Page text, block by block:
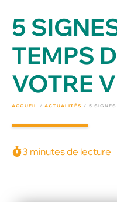
5
TEMPS
VOTRE
ACCUEIL /ACTUALITÉS / 5
3 minutes de lecture